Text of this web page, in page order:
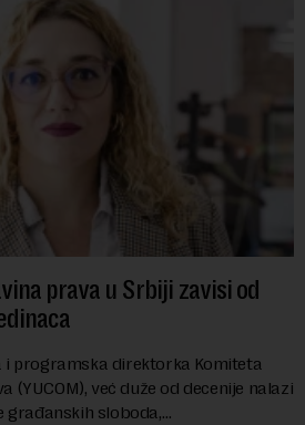
prava u Srbiji zavisi od
i programska direktorka Komiteta
(YUCOM), već duže od decenije nalazi
građanskih sloboda,